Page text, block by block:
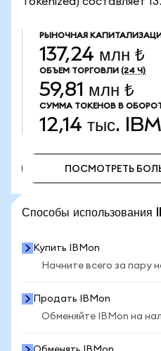
РЫНОЧНАЯ
137,24 млн ₺
ОБЪЕМ ТОРГОВЛИ (24 Ч)
59,81 млн ₺
СУММА ТОКЕНОВ В
12,14 тыс.
ПОСМОТРЕТЬ
Способы
Купить IBMon
Начните всего за пару
Продать IBMon
Обменяйте IBMon на